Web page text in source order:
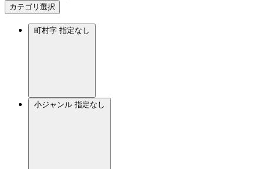
カテゴリ選択
町村字 指定なし
小ジャンル 指定なし